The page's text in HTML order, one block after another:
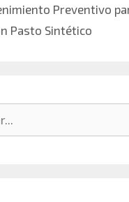
Preventivo
Pasto Sintético